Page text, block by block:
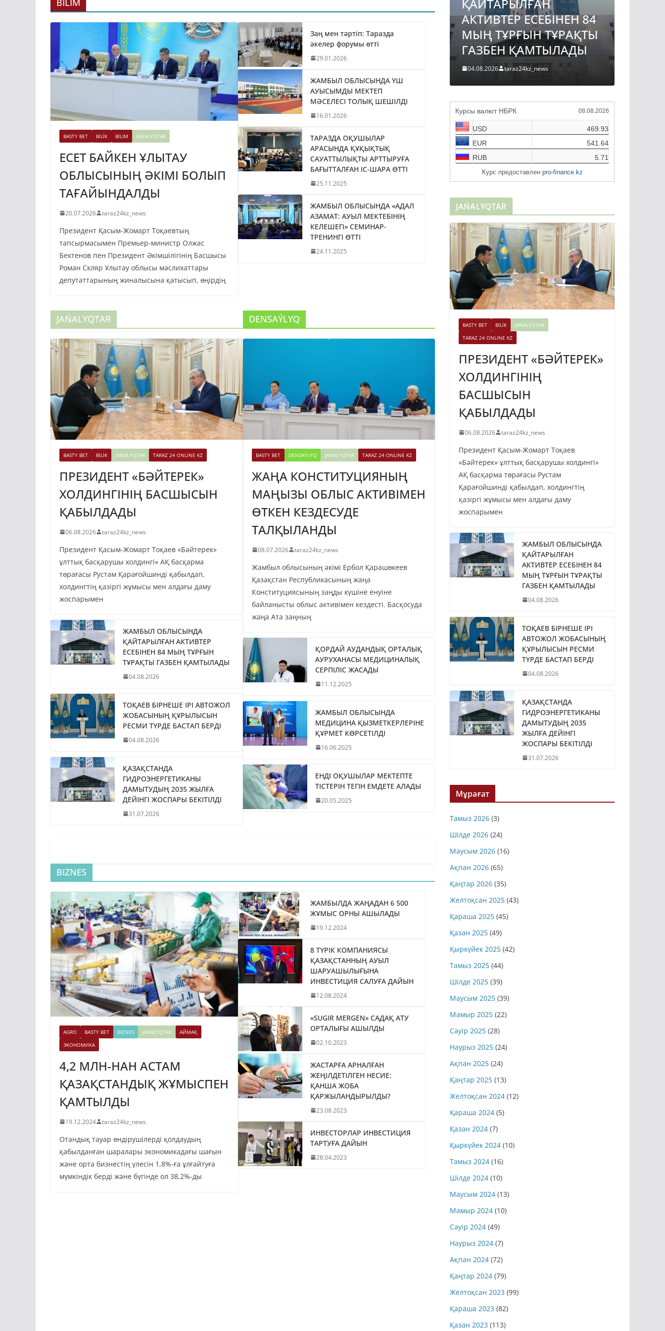
BASTY BET BILİK BİLİM JAŃALYQTAR
ЕСЕТ БАЙКЕН ҰЛЫТАУ
ОБЛЫСЫНЫҢ ӘКІМІ БОЛЫП
ТАҒАЙЫНДАЛДЫ
20.07.2026 taraz24kz_news
Президент Қасым-Жомарт Тоқаевтың
тапсырмасымен Премьер-министр Олжас
Бектенов пен Президент Әкімшілігінің Басшысы
Роман Скляр Ұлытау облысы мәслихаттары
депутаттарының жиналысына қатысып, өңірдің
Заң мен тәртіп: Таразда
әкелер форумы өтті
29.01.2026
ЖАМБЫЛ ОБЛЫСЫНДА ҮШ
АУЫСЫМДЫ МЕКТЕП
МӘСЕЛЕСІ ТОЛЫҚ ШЕШІЛДІ
16.01.2026
ТАРАЗДА ОҚУШЫЛАР
АРАСЫНДА ҚҰҚЫҚТЫҚ
САУАТТЫЛЫҚТЫ АРТТЫРУҒА
БАҒЫТТАЛҒАН ІС-ШАРА ӨТТІ
25.11.2025
ЖАМБЫЛ ОБЛЫСЫНДА «АДАЛ
АЗАМАТ: АУЫЛ МЕКТЕБІНІҢ
КЕЛЕШЕГІ» СЕМИНАР-
ТРЕНИНГІ ӨТТІ
24.11.2025
JAŃALYQTAR
BASTY BET BILİK JAŃALYQTAR TARAZ 24 ONLINE KZ
ПРЕЗИДЕНТ «БӘЙТЕРЕК»
ХОЛДИНГІНІҢ БАСШЫСЫН
ҚАБЫЛДАДЫ
06.08.2026 taraz24kz_news
Президент Қасым-Жомарт Тоқаев «Бәйтерек»
ұлттық басқарушы холдингі» АҚ басқарма
төрағасы Рустам Қарағойшинді қабылдап,
холдингтің қазіргі жұмысы мен алдағы даму
жоспарымен
ЖАМБЫЛ ОБЛЫСЫНДА
ҚАЙТАРЫЛҒАН АКТИВТЕР
ЕСЕБІНЕН 84 МЫҢ ТҰРҒЫН
ТҰРАҚТЫ ГАЗБЕН ҚАМТЫЛАДЫ
04.08.2026
ТОҚАЕВ БІРНЕШЕ ІРІ АВТОЖОЛ
ЖОБАСЫНЫҢ ҚҰРЫЛЫСЫН
РЕСМИ ТҮРДЕ БАСТАП БЕРДІ
04.08.2026
ҚАЗАҚСТАНДА
ГИДРОЭНЕРГЕТИКАНЫ
ДАМЫТУДЫҢ 2035 ЖЫЛҒА
ДЕЙІНГІ ЖОСПАРЫ БЕКІТІЛДІ
31.07.2026
DENSAÝLYQ
BASTY BET DENSAÝLYQ JAŃALYQTAR TARAZ 24 ONLINE KZ
ЖАҢА КОНСТИТУЦИЯНЫҢ
МАҢЫЗЫ ОБЛЫС АКТИВІМЕН
ӨТКЕН КЕЗДЕСУДЕ
ТАЛҚЫЛАНДЫ
08.07.2026 taraz24kz_news
Жамбыл облысының әкімі Ербол Қарашөкеев
Қазақстан Республикасының жаңа
Конституциясының заңды күшіне енуіне
байланысты облыс активімен кездесті. Басқосуда
жаңа Ата заңның
ҚОРДАЙ АУДАНДЫҚ ОРТАЛЫҚ
АУРУХАНАСЫ МЕДИЦИНАЛЫҚ
СЕРПІЛІС ЖАСАДЫ
11.12.2025
ЖАМБЫЛ ОБЛЫСЫНДА
МЕДИЦИНА ҚЫЗМЕТКЕРЛЕРІНЕ
ҚҰРМЕТ КӨРСЕТІЛДІ
16.06.2025
ЕНДІ ОҚУШЫЛАР МЕКТЕПТЕ
ТІСТЕРІН ТЕГІН ЕМДЕТЕ АЛАДЫ
20.05.2025
BIZNES
AGRO BASTY BET BIZNES JAŃALYQTAR
АЙМАҚ
ЭКОНОМИКА
4,2 МЛН-НАН АСТАМ
ҚАЗАҚСТАНДЫҚ ЖҰМЫСПЕН
ҚАМТЫЛДЫ
19.12.2024 taraz24kz_news
Отандық тауар өндірушілерді қолдаудың
қабылданған шаралары экономикадағы шағын
және орта бизнестің үлесін 1,8%-ға ұлғайтуға
мүмкіндік берді және бүгінде ол 38,2%-ды
ЖАМБЫЛДА ЖАҢАДАН 6 500
ЖҰМЫС ОРНЫ АШЫЛАДЫ
19.12.2024
8 ТҮРІК КОМПАНИЯСЫ
ҚАЗАҚСТАННЫҢ АУЫЛ
ШАРУАШЫЛЫҒЫНА
ИНВЕСТИЦИЯ САЛУҒА ДАЙЫН
12.08.2024
«SUGIR MERGEN» САДАҚ АТУ
ОРТАЛЫҒЫ АШЫЛДЫ
02.10.2023
ЖАСТАРҒА АРНАЛҒАН
ЖЕҢІЛДЕТІЛГЕН НЕСИЕ:
ҚАНША ЖОБА
ҚАРЖЫЛАНДЫРЫЛДЫ?
23.08.2023
ИНВЕСТОРЛАР ИНВЕСТИЦИЯ
ТАРТУҒА ДАЙЫН
28.04.2023
ДАМЫТУДЫҢ 2035
ЖЫЛҒА ДЕЙІНГІ
ЖОСПАРЫ БЕКІТІЛДІ
31.07.2026 taraz24kz_news
ХОЛДИНГІНІҢ
БАСШЫСЫН
ҚАБЫЛДАДЫ
ҚАЙТАРЫЛҒАН
АКТИВТЕР ЕСЕБІНЕН 84
МЫҢ ТҰРҒЫН ТҰРАҚТЫ
ГАЗБЕН ҚАМТЫЛАДЫ
04.08.2026 taraz24kz_news
Курсы валют НБРК 08.08.2026
USD
469.93
EUR
541.64
RUB
5.71
Курс предоставлен pro-finance.kz
JAŃALYQTAR
BASTY BET BILİK
JAŃALYQTAR
TARAZ 24 ONLINE KZ
ПРЕЗИДЕНТ «БӘЙТЕРЕК»
ХОЛДИНГІНІҢ
БАСШЫСЫН
ҚАБЫЛДАДЫ
06.08.2026 taraz24kz_news
Президент Қасым-Жомарт Тоқаев
«Бәйтерек» ұлттық басқарушы холдингі»
АҚ басқарма төрағасы Рустам
Қарағойшинді қабылдап, холдингтің
қазіргі жұмысы мен алдағы даму
жоспарымен
ЖАМБЫЛ ОБЛЫСЫНДА
ҚАЙТАРЫЛҒАН
АКТИВТЕР ЕСЕБІНЕН 84
МЫҢ ТҰРҒЫН ТҰРАҚТЫ
ГАЗБЕН ҚАМТЫЛАДЫ
04.08.2026
ТОҚАЕВ БІРНЕШЕ ІРІ
АВТОЖОЛ ЖОБАСЫНЫҢ
ҚҰРЫЛЫСЫН РЕСМИ
ТҮРДЕ БАСТАП БЕРДІ
04.08.2026
ҚАЗАҚСТАНДА
ГИДРОЭНЕРГЕТИКАНЫ
ДАМЫТУДЫҢ 2035
ЖЫЛҒА ДЕЙІНГІ
ЖОСПАРЫ БЕКІТІЛДІ
31.07.2026
Мұрағат
Тамыз 2026 (3)
Шілде 2026 (24)
Маусым 2026 (16)
Ақпан 2026 (65)
Қаңтар 2026 (35)
Желтоқсан 2025 (43)
Қараша 2025 (45)
Қазан 2025 (49)
Қыркүйек 2025 (42)
Тамыз 2025 (44)
Шілде 2025 (39)
Маусым 2025 (39)
Мамыр 2025 (22)
Сәуір 2025 (28)
Наурыз 2025 (24)
Ақпан 2025 (24)
Қаңтар 2025 (13)
Желтоқсан 2024 (12)
Қараша 2024 (5)
Қазан 2024 (7)
Қыркүйек 2024 (10)
Тамыз 2024 (16)
Шілде 2024 (10)
Маусым 2024 (13)
Мамыр 2024 (10)
Сәуір 2024 (49)
Наурыз 2024 (7)
Ақпан 2024 (72)
Қаңтар 2024 (79)
Желтоқсан 2023 (99)
Қараша 2023 (82)
Қазан 2023 (113)